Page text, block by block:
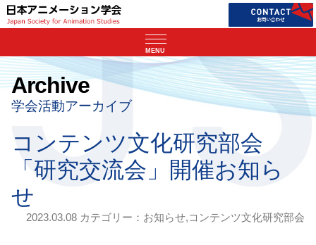
MENU
Archive
学会活動アーカイブ
コンテンツ文化研究部会
「研究交流会」開催お知ら
せ
2023.03.08 カテゴリー： お知らせ,コンテンツ文化研究部会